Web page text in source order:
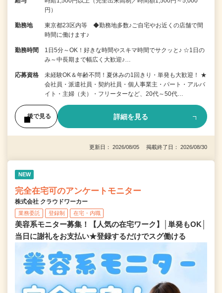
円）
勤務地
東京都23区内等 ◆勤務地多数♪ご自宅やお近くの店舗で間
時間に働けます♪
勤務時間
1日5分～OK！好きな時間やスキマ時間でサクッと♪ ☆1日の
み～中長期まで幅広く大歓迎♪…
応募資格
未経験OK＆年齢不問！夏休みの1回きり・単発も大歓迎！ ★
会社員・派遣社員・契約社員・個人事業主・パート・アルバ
イト・主婦（夫）・フリーターなど、20代～50代…
後で見る 詳細を見る
更新日： 2026/08/05 掲載終了日： 2026/08/30
NEW
完全在宅可のアンケートモニター
株式会社 クラウドワーカー
業務委託 登録制 在宅・内職
美容系モニター募集！【人気の在宅ワーク】│単発もOK│
当日に謝礼をお支払い★登録するだけでスグ働ける